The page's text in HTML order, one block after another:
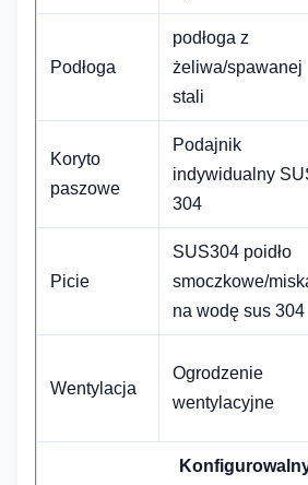
Podłoga
podłoga z
żeliwa/spawanej
stali
Koryto
paszowe
Podajnik
indywidualny
304
Picie
SUS304 poidło
smoczkowe/
na wodę sus 304
Wentylacja
Ogrodzenie
wentylacyjne